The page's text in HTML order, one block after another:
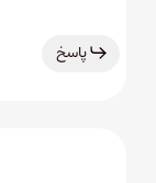
پاسخ